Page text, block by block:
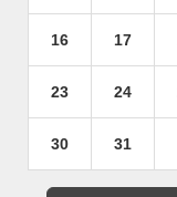
16 17
23 24
30 31